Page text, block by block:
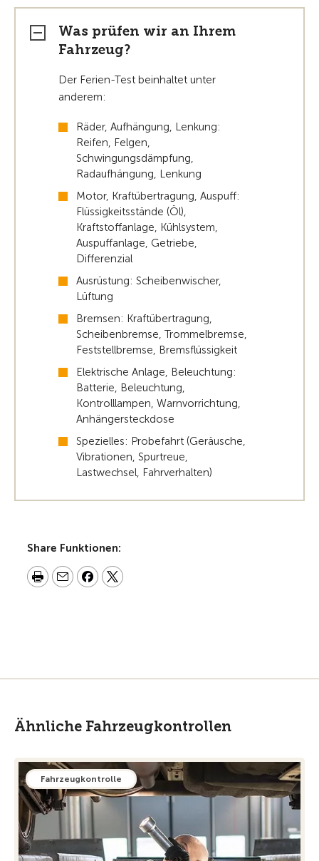
Was prüfen wir an Ihrem
Fahrzeug?
Der Ferien-Test beinhaltet unter
anderem:
Räder, Aufhängung, Lenkung:
Reifen, Felgen,
Schwingungsdämpfung,
Radaufhängung, Lenkung
Motor, Kraftübertragung, Auspuff:
Flüssigkeitsstände (Öl),
Kraftstoffanlage, Kühlsystem,
Auspuffanlage, Getriebe,
Differenzial
Ausrüstung: Scheibenwischer,
Lüftung
Bremsen: Kraftübertragung,
Scheibenbremse, Trommelbremse,
Feststellbremse, Bremsflüssigkeit
Elektrische Anlage, Beleuchtung:
Batterie, Beleuchtung,
Kontrolllampen, Warnvorrichtung,
Anhängersteckdose
Spezielles: Probefahrt (Geräusche,
Vibrationen, Spurtreue,
Lastwechsel, Fahrverhalten)
Share Funktionen:
Ähnliche Fahrzeugkontrollen
Fahrzeugkontrolle